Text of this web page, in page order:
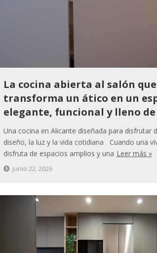
La cocina abierta al salón que
transforma un ático en un
elegante, funcional y lleno de
Una cocina en Alicante diseñada para disfrutar
diseño, la luz y la vida cotidiana Cuando una
disfruta de espacios amplios y una Leer más »
junio 22, 2026